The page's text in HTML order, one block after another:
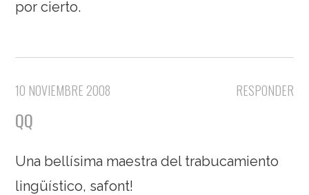
por cierto.
RESPONDER
10 NOVIEMBRE 2008
QQ
Una bellísima maestra del trabucamiento
lingüístico, safont!